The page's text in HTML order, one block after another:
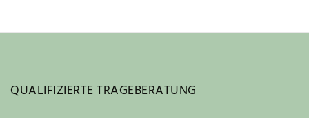
QUALIFIZIERTE TRAGEBERATUNG